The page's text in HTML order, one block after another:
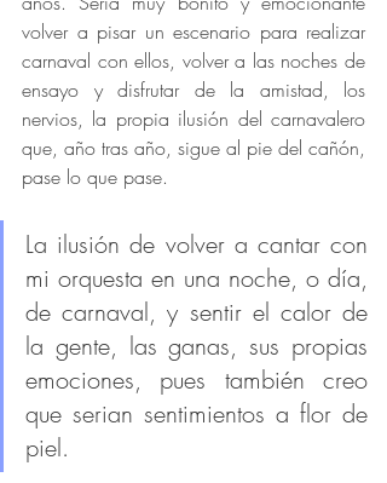
volver a pisar un escenario para realizar
carnaval con ellos, volver a las noches de
ensayo y disfrutar de la amistad, los
nervios, la propia ilusión del carnavalero
que, año tras año, sigue al pie del cañón,
pase lo que pase.
La ilusión de volver a cantar con
mi orquesta en una noche, o día,
de carnaval, y sentir el calor de
la gente, las ganas, sus propias
emociones, pues también creo
que serian sentimientos a flor de
piel.